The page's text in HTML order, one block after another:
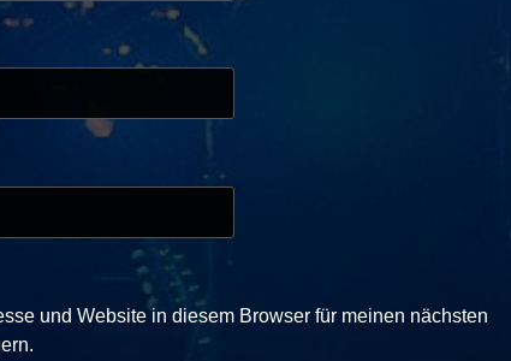
und Website in diesem Browser für meinen nächsten